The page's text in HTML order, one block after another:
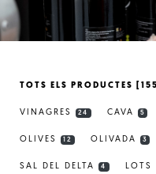
TOTS ELS PRODUCTES
VINAGRES 24 CAVA 5
OLIVES 12 OLIVADA 3
SAL DEL DELTA 4 LOTS
EL